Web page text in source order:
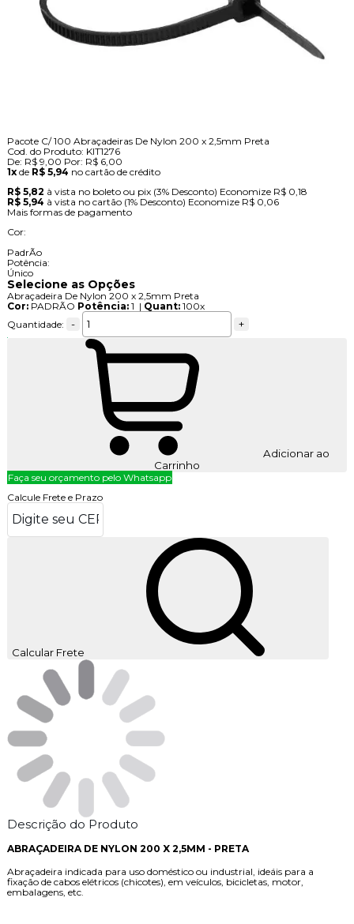
Pacote C/ 100 Abraçadeiras De Nylon 200 x 2,5mm Preta
Cod. do Produto: KIT1276
De: R$ 9,00 Por: R$ 6,00
1xde R$ 5,94 no cartão de crédito
R$ 5,82 à vista no boleto ou pix (3% Desconto) Economize R$ 0,18
R$ 5,94 à vista no cartão (1% Desconto) Economize R$ 0,06
Mais formas de pagamento
Cor:
PadrÃo
Potência:
Único
Selecione as Opções
Abraçadeira De Nylon 200 x 2,5mm Preta
Cor:PADRÃO Potência:1 | Quant:100x
Quantidade:
- +
Adicionar ao
Carrinho
Faça seu orçamento pelo Whatsapp
Calcule Frete e Prazo
Calcular Frete
Descrição do Produto
ABRAÇADEIRA DE NYLON 200 X 2,5MM - PRETA
Abraçadeira indicada para uso doméstico ou industrial, ideáis para a
fixação de cabos elétricos (chicotes), em veículos, bicicletas, motor,
embalagens, etc.